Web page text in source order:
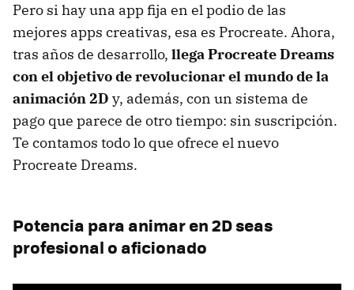
Pero si hay una app fija en el podio de las
mejores apps creativas, esa es Procreate. Ahora,
tras años de desarrollo, llega Procreate Dreams
con el objetivo de revolucionar el mundo de la
animación 2D y, además, con un sistema de
pago que parece de otro tiempo: sin suscripción.
Te contamos todo lo que ofrece el nuevo
Procreate Dreams.
Potencia para animar en 2D seas
profesional o aficionado